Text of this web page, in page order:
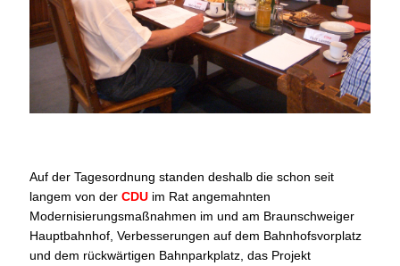
Auf der Tagesordnung standen deshalb die schon seit
langem von der CDU im Rat angemahnten
Modernisierungsmaßnahmen im und am Braunschweiger
Hauptbahnhof, Verbesserungen auf dem Bahnhofsvorplatz
und dem rückwärtigen Bahnparkplatz, das Projekt